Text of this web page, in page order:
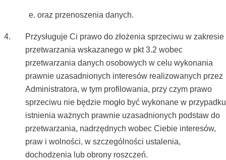
oraz przenoszenia danych.
Przysługuje Ci prawo do złożenia sprzeciwu w zakresie
przetwarzania wskazanego w pkt 3.2 wobec
przetwarzania danych osobowych w celu wykonania
prawnie uzasadnionych interesów realizowanych przez
Administratora, w tym profilowania, przy czym prawo
sprzeciwu nie będzie mogło być wykonane w przypadku
istnienia ważnych prawnie uzasadnionych podstaw do
przetwarzania, nadrzędnych wobec Ciebie interesów,
praw i wolności, w szczególności ustalenia,
dochodzenia lub obrony roszczeń.